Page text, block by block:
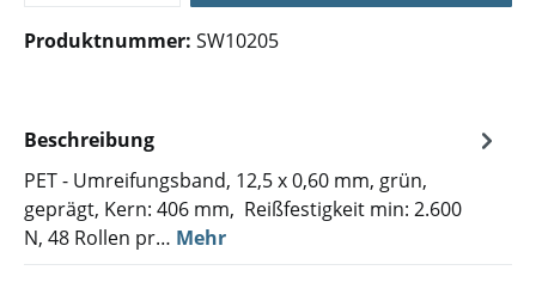
Produktnummer: SW10205
Beschreibung
PET - Umreifungsband, 12,5 x 0,60 mm, grün,
geprägt, Kern: 406 mm, Reißfestigkeit min: 2.600
N, 48 Rollen pr… Mehr